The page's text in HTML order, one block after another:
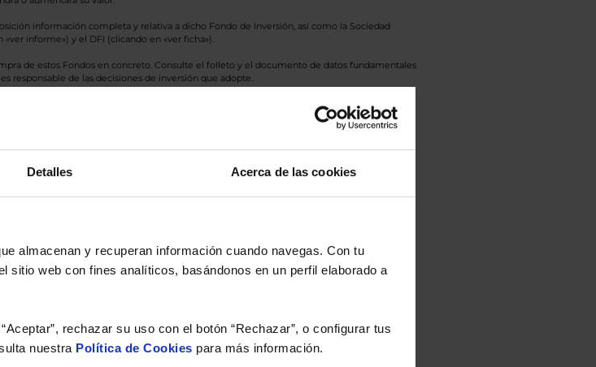
Detalles Acerca de las cookies
almacenan y recuperan información cuando navegas. Con tu
sitio web con fines analíticos, basándonos en un perfil elaborado a
rechazar su uso con el botón “Rechazar”, o configurar tus
nuestra Política de Cookies para más información.
información completa y relativa a dicho Fondo de Inversión, así como la Sociedad
informe») y el DFI (clicando en «ver ficha»).
de estos Fondos en concreto. Consulte el folleto y el documento de datos fundamentales
responsable de las decisiones de inversión que adopte.
del Fondo al cierre de la última sesión, y se calculan de Valor Liquidativo de la sesión
de reparto. Todas las rentabilidades mostradas están en la divisa Euro.
gratuito de su cartera.
Fondos y nuestros expertos le enviarán un estudio gratuito
ahorrar en sus costes.